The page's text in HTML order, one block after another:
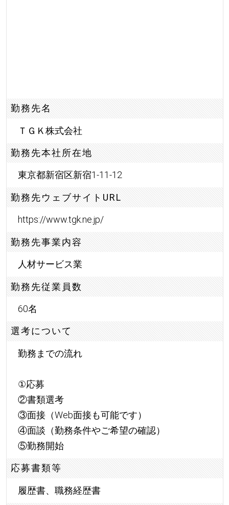
勤務先名
ＴＧＫ株式会社
勤務先本社所在地
東京都新宿区新宿1-11-12
勤務先ウェブサイトURL
https://www.tgk.ne.jp/
勤務先事業内容
人材サービス業
勤務先従業員数
60名
選考について
勤務までの流れ
①応募
②書類選考
③面接（Web面接も可能です）
④面談（勤務条件やご希望の確認）
⑤勤務開始
応募書類等
履歴書、職務経歴書